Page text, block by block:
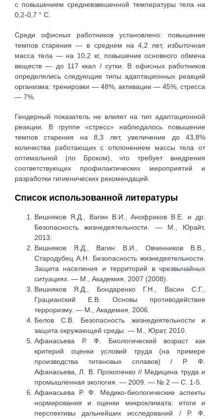
с повышением средневзвешенной температуры тела на
0,2-0,7 ° С.
Среди офисных работников установлено: повышение
темпов старения — в среднем на 4,2 лет, избыточная
масса тела — на 10,2 кг, повышение основного обмена
веществ — до 117 ккал / сутки. В офисных работников
определялись следующие типы адаптационных реакций
организма: тренировки — 48%, активации — 45%, стресса
— 7%.
Гендерный показатель не влияет на тип адаптационной
реакции. В группе «стресс» наблюдалось повышение
темпов старения на 8,3 лет, увеличение до 43,8%
количества работающих с отклонением массы тела от
оптимальной (по Броком), что требует внедрения
соответствующих профилактических мероприятий и
разработки гигиенических рекомендаций.
Список использованной литературы
Вишняков Я.Д., Вагин В.И., Анофриков В.Е. и др.
Безопасность жизнедеятельности. — М., Юрайт,
2013.
Вишняков Я.Д., Вагин В.И., Овчинников В.В.,
Стародубец А.Н. Безопасность жизнедеятельности.
Защита населения и территорий в чрезвычайных
ситуациях. — М., Академия, 2007 (2008).
Вишняков Я.Д., Бондаренко Г.Н., Васин С.Г.,
Грацианский Е.В. Основы противодействия
терроризму. — М., Академия, 2006.
Белов С.В. Безопасность жизнедеятельности и
защита окружающей среды. — М., Юрат, 2010.
Афанасьева Р. Ф. Биологический возраст как
критерий оценки условий труда (на примере
производства титановых сплавов) / Р. Ф.
Афанасьева, Л. В. Прокопенко // Медицина труда и
промышленная экология. — 2009. — № 2 — С. 1-5.
Афанасьева Р. Ф. Медико-биологические аспекты
нормирования и оценки микроклимата: итоги и
перспективы дальнейших исследований / Р. Ф.